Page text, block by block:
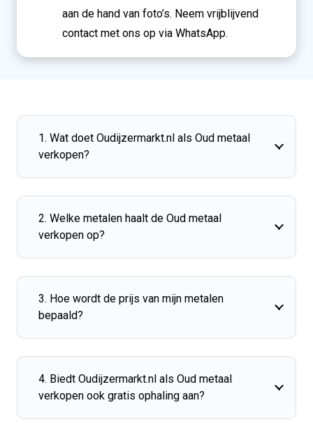
aan de hand van foto’s. Neem vrijblijvend
contact met ons op via WhatsApp.
1. Wat doet Oudijzermarkt.nl als Oud metaal
verkopen?
2. Welke metalen haalt de Oud metaal
verkopen op?
3. Hoe wordt de prijs van mijn metalen
bepaald?
4. Biedt Oudijzermarkt.nl als Oud metaal
verkopen ook gratis ophaling aan?